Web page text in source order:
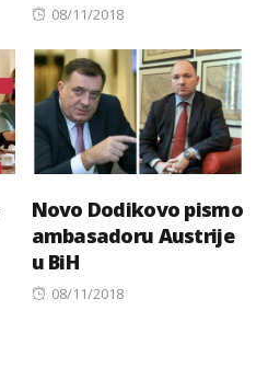
Posted
08/11/2018
Novo Dodikovo pismo
ambasadoru Austrije
u BiH
Posted
08/11/2018